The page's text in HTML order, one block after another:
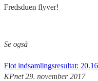
Fredsduen flyver!
Se også
Flot indsamlingsresultat:
KPnet 29. november 2017